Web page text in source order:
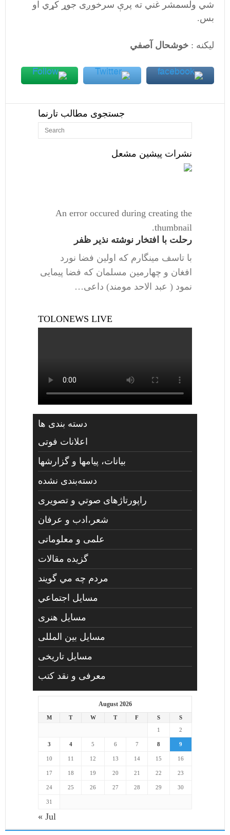
شي ولسمشر غني ته پرې سرخوږی جوړ کړي او
بس.
لیکنه : خوشحال آصفي
جستجوی مطالب تارنما
نشرات پیشین مشعل
An error occured during creating the
thumbnail.
رحلت با افتخار نوشته نذیر ظفر
با تاسف مینگارم که اولین فضا نورد
افغان و چهارمین مسلمان که فضا پیمایی
نمود ( عبد الاحد مومند) داعی…
TOLONEWS LIVE
دسته بندی ها
اعلانات فوتی
بیانات، پیامها و گزارشها
دسته‌بندی نشده
راپورتاژهای صوتي و تصويری
شعر،ادب و عرفان
علمی و معلوماتی
گزیده مقالات
مردم چه مي گويند
مسايل اجتماعي
مسايل هنری
مسایل بین المللی
مسایل تاریخی
معرفی و نقد کتب
August 2026
M T W T F S
S
1
2
3 4 5 6 7 8 9
10 11 12 13 14 15 16
17 18 19 20 21 22 23
24 25 26 27 28 29 30
31
« Jul